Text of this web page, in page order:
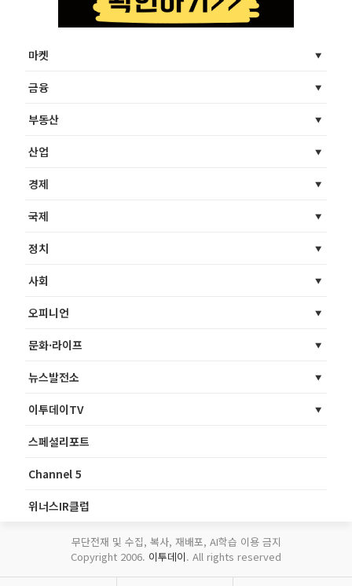
마켓
금융
부동산
산업
경제
국제
정치
사회
오피니언
문화·라이프
뉴스발전소
이투데이TV
스페셜리포트
Channel 5
위너스IR클럽
무단전재 및 수집, 복사, 재배포, AI학습 이용 금지
Copyright 2006. 이투데이. All rights reserved